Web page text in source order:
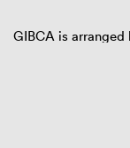
GIBCA is